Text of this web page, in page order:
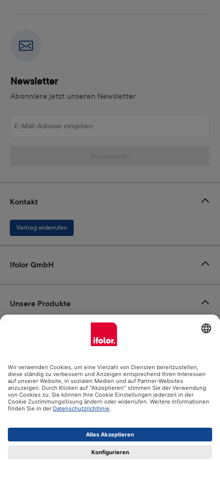
Newsletter
Abonniere jetzt unseren Newsletter
Zertifikate
Kontakt
Vertrag widerrufen
Ifolor GmbH
Unsere Produkte